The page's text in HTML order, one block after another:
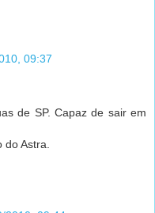
09:37
de SP. Capaz de sair em
Astra.